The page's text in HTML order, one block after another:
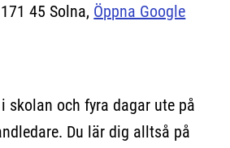
45 Solna, Öppna Google
skolan och fyra dagar ute på
Du lär dig alltså på